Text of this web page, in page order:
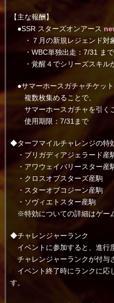
【主な報酬】
●SSR スターズオンアース
・７月の新規レジェンド対
・WBC単独出走：7/31 まで
・覚醒４でシリーズスキル
●サマーホースガチャチケット
複数枚集めることで、
サマーホースガチャを引くこ
使用期限：7/31まで
◆ターフマイルチャレンジの特
・ブリガディアジェラード産
・アワウェイバリースター産
・クロスオブスターズ産駒
・スターオブコジーン産駒
・ソヴィエトスター産駒
※特効についての詳細はゲー
◆チャレンジャーランク
イベントに参加すると、進行
チャレンジャーランクが付与
イベント終了時にランクに応
す。